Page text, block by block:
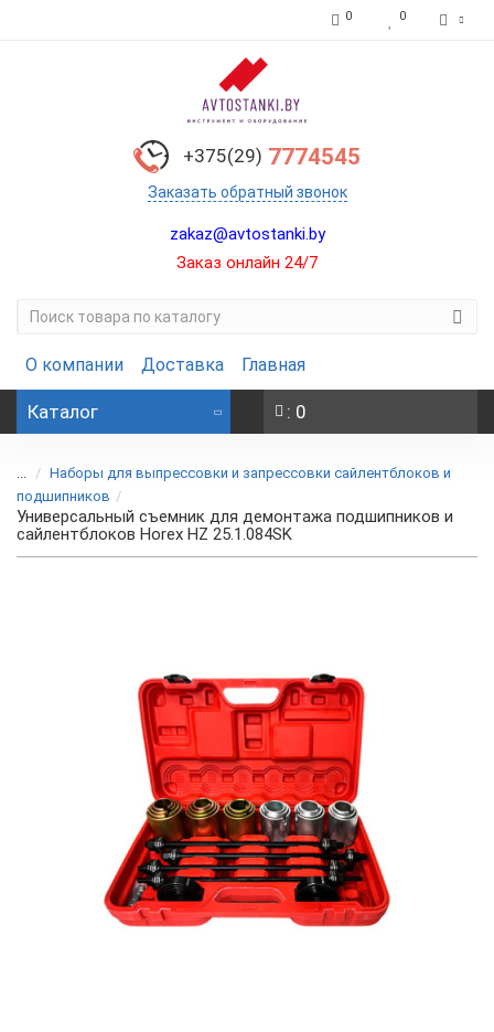
0 0
+375(29) 7774545
Заказать обратный звонок
zakaz@avtostanki.by
Заказ онлайн 24/7
О компании Доставка Главная
Каталог : 0
...
Наборы для выпрессовки и запрессовки сайлентблоков и
подшипников
Универсальный съемник для демонтажа подшипников и
сайлентблоков Horex HZ 25.1.084SK